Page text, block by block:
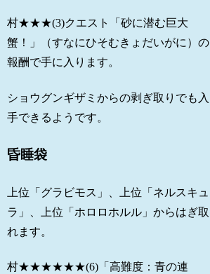
村★★★(3)クエスト「砂に潜む巨大
蟹！」（すなにひそむきょだいがに）の
報酬で手に入ります。
ショウグンギザミからの剥ぎ取りでも入
手できるようです。
昏睡袋
上位「グラビモス」、上位「ネルスキュ
ラ」、上位「ホロロホルル」からはぎ取
れます。
村★★★★★★(6)「高難度：青の連